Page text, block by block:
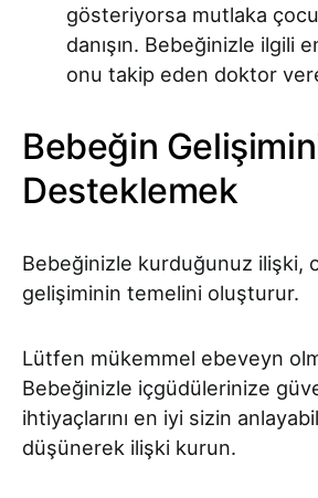
gösteriyorsa mutlaka
danışın. Bebeğinizle ilgili
onu takip eden doktor
Bebeğin
Desteklemek
Bebeğinizle kurduğunuz ilişki,
gelişiminin temelini oluşturur.
Lütfen mükemmel ebeveyn
Bebeğinizle içgüdülerinize
ihtiyaçlarını en iyi sizin
düşünerek ilişki kurun.